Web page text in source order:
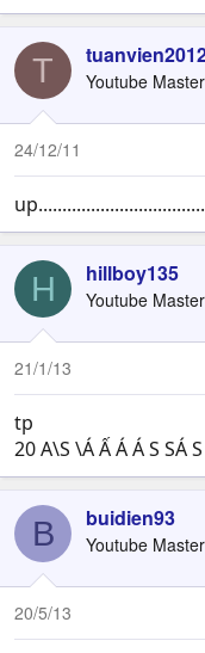
T Youtube
24/12/11
H hillboy135
Youtube
21/1/13
tp
20 A\S \Á Ấ Á Á S SÁ
B buidien93
Youtube
20/5/13